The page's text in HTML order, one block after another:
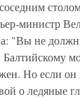
министр
"Вы не
Но если он
о ледяные